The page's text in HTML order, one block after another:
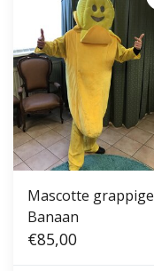
Mascotte grappige
Banaan
€85,00